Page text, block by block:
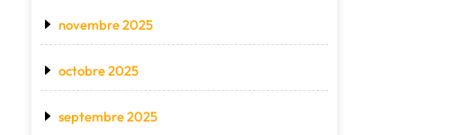
novembre 2025
octobre 2025
septembre 2025